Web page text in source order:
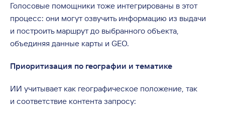
Голосовые помощники тоже интегрированы в этот
процесс: они могут озвучить информацию из выдачи
и построить маршрут до выбранного объекта,
объединяя данные карты и GEO.
Приоритизация по географии и тематике
ИИ учитывает как географическое положение, так
и соответствие контента запросу: